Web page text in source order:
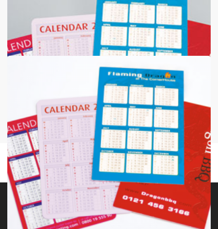
Normale Broekzak Kalenders
Broekzak kalenders 400 grams silk
vanaf €47 Koop nu >
Gevouwen Pocket kaldenders
Pocket calendars :: 400gsm silk + creased for folding
Ontwerp & Print